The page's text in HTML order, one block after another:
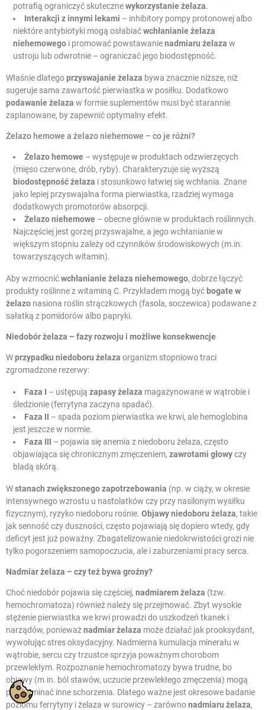
potrafią ograniczyć skutecznewykorzystanie żelaza.
Interakcji z innymi lekami – inhibitory pompy protonowej albo
niektóre antybiotyki mogą osłabiaćwchłanianie żelaza
niehemowego i promować powstawanienadmiaru żelaza w
ustroju lub odwrotnie – ograniczać jego biodostępność.
Właśnie dlategoprzyswajanie żelaza bywa znacznie niższe, niż
sugeruje sama zawartość pierwiastka w posiłku. Dodatkowo
podawanie żelaza w formie suplementów musi być starannie
zaplanowane, by zapewnić optymalny efekt.
Żelazo hemowe a żelazo niehemowe – co je różni?
Żelazo hemowe – występuje w produktach odzwierzęcych
(mięso czerwone, drób, ryby). Charakteryzuje się wyższą
biodostępność żelaza i stosunkowo łatwiej się wchłania. Znane
jako lepiej przyswajalna forma pierwiastka, rzadziej wymaga
dodatkowych promotorów absorpcji.
Żelazo niehemowe – obecne głównie w produktach roślinnych.
Najczęściej jest gorzej przyswajalne, a jego wchłanianie w
większym stopniu zależy od czynników środowiskowych (m.in.
towarzyszących witamin).
Aby wzmocnićwchłanianie żelaza niehemowego, dobrze łączyć
produkty roślinne z witaminą C. Przykładem mogą być bogate w
żelazo nasiona roślin strączkowych (fasola, soczewica) podawane z
sałatką z pomidorów albo papryki.
Niedobór żelaza – fazy rozwoju i możliwe konsekwencje
Wprzypadku niedoboru żelaza organizm stopniowo traci
zgromadzone rezerwy:
Faza I – ustępujązapasy żelaza magazynowane w wątrobie i
śledzionie (ferrytyna zaczyna spadać).
Faza II – spada poziom pierwiastka we krwi, ale hemoglobina
jest jeszcze w normie.
Faza III – pojawia się anemia z niedoboru żelaza, często
objawiająca się chronicznym zmęczeniem, zawrotami głowyczy
bladą skórą.
Wstanach zwiększonego zapotrzebowania (np. w ciąży, w okresie
intensywnego wzrostu u nastolatków czy przy nasilonym wysiłku
fizycznym), ryzyko niedoboru rośnie. Objawy niedoboru żelaza, takie
jak senność czy duszności, często pojawiają się dopiero wtedy, gdy
deficyt jest już poważny. Zbagatelizowanie niedokrwistości grozi nie
tylko pogorszeniem samopoczucia, ale i zaburzeniami pracy serca.
Nadmiar żelaza – czy też bywa groźny?
Choć niedobór pojawia się częściej, nadmiarem żelaza (tzw.
hemochromatoza) również należy się przejmować. Zbyt wysokie
stężenie pierwiastka we krwi prowadzi do uszkodzeń tkanek i
narządów, ponieważnadmiar żelaza może działać jak prooksydant,
wywołując stres oksydacyjny. Nadmierna kumulacja minerału w
wątrobie, sercu czy trzustce sprzyja poważnym chorobom
przewlekłym. Rozpoznanie hemochromatozy bywa trudne, bo
objawy (m.in. ból stawów, uczucie przewlekłego zmęczenia) mogą
przypominać inne schorzenia. Dlatego ważne jest okresowe badanie
poziomu ferrytyny i żelaza w surowicy – zarównonadmiaru żelaza,